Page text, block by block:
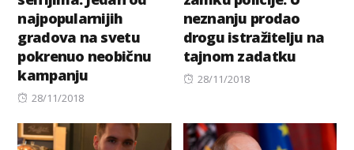
najpopularnijih
gradova na svetu
pokrenuo neobičnu
kampanju
Posted
28/11/2018
neznanju prodao
drogu istražitelju na
tajnom zadatku
Posted
28/11/2018